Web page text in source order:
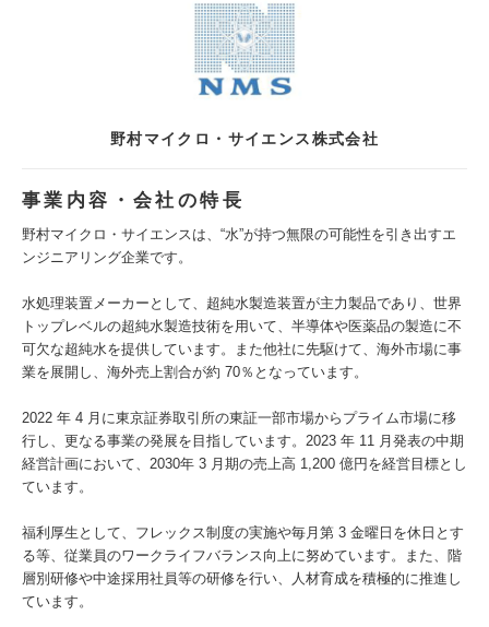
野村マイクロ・サイエンス株式会社
事業内容・会社の特長
野村マイクロ・サイエンスは、“水”が持つ無限の可能性を引き出すエ
ンジニアリング企業です。
水処理装置メーカーとして、超純水製造装置が主力製品であり、世界
トップレベルの超純水製造技術を用いて、半導体や医薬品の製造に不
可欠な超純水を提供しています。また他社に先駆けて、海外市場に事
業を展開し、海外売上割合が約 70％となっています。
2022 年 4 月に東京証券取引所の東証一部市場からプライム市場に移
行し、更なる事業の発展を目指しています。2023 年 11 月発表の中期
経営計画において、2030年 3 月期の売上高 1,200 億円を経営目標とし
ています。
福利厚生として、フレックス制度の実施や毎月第 3 金曜日を休日とす
る等、従業員のワークライフバランス向上に努めています。また、階
層別研修や中途採用社員等の研修を行い、人材育成を積極的に推進し
ています。